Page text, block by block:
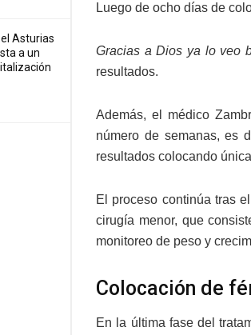
Asturias
a un
Luego de ocho días de
Gracias a Dios ya lo veo
resultados.
Además, el médico
número de semanas, es
resultados colocando
El proceso continúa tras
cirugía menor, que
monitoreo de peso y
Colocación de
En la última fase del